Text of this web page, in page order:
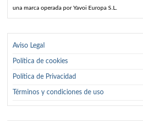
una marca operada por Yavoi Europa S.L.
Aviso Legal
Política de cookies
Política de Privacidad
Términos y condiciones de uso